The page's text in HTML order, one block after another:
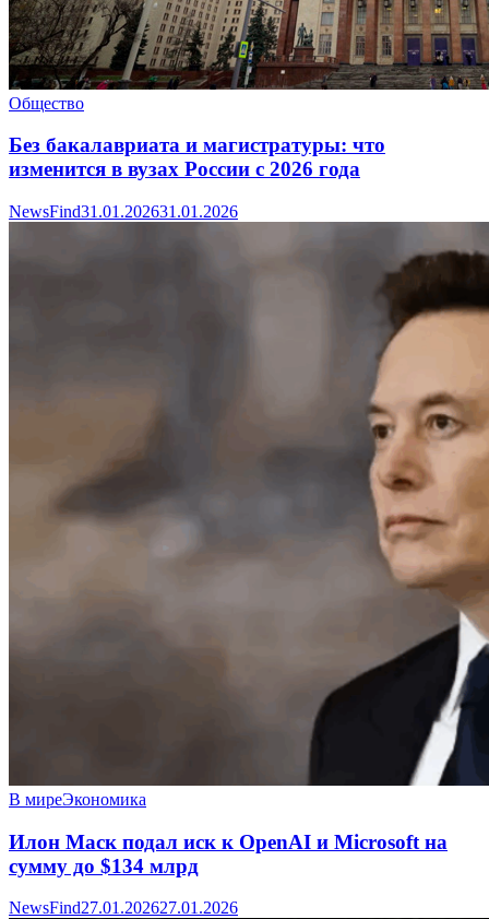
Общество
Без бакалавриата и магистратуры: что
изменится в вузах России с 2026 года
NewsFind31.01.202631.01.2026
В миреЭкономика
Илон Маск подал иск к OpenAI и Microsoft на
сумму до $134 млрд
NewsFind27.01.202627.01.2026